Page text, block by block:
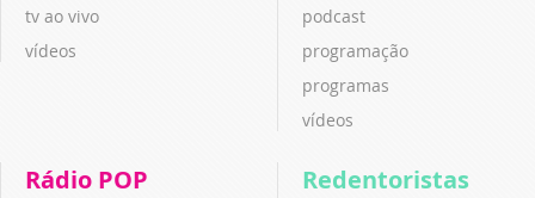
tv ao vivo
vídeos
podcast
programação
programas
vídeos
Rádio POP Redentoristas